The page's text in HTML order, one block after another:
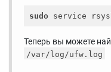
sudo
Теперь вы можете
/var/log/ufw.log